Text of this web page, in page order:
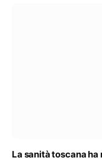
La sanità toscana ha